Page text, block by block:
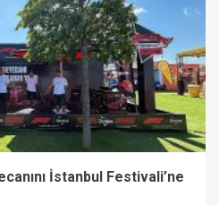
İstanbul Festivali’ne